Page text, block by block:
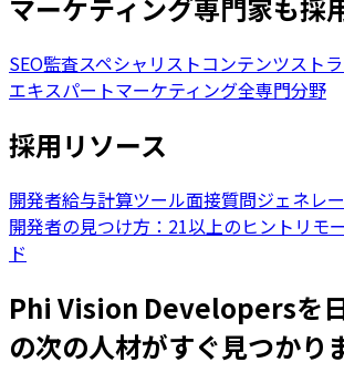
マーケティング専門家も採
SEO監査スペシャリストコンテンツスト
エキスパートマーケティング全専門分野
採用リソース
開発者給与計算ツール面接質問ジェネレ
開発者の見つけ方：21以上のヒント リモ
ド
Phi Vision Developersを
の次の人材がすぐ見つかり